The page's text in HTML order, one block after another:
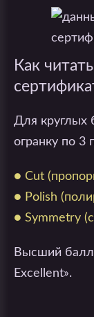
Как
Для круглых
огранку по 3
● Cut
● Polish
● Symmetry
Высший балл
Excellent».